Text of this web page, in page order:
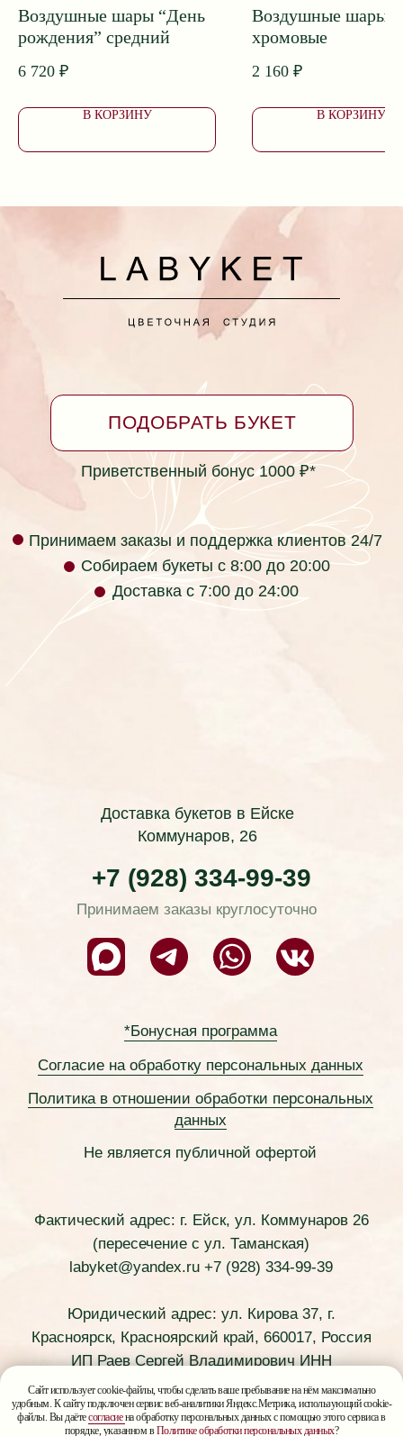
Воздушные шары “День
рождения” средний
6 720 ₽
В КОРЗИНУ
Воздушные шары
хромовые
2 160 ₽
В КОРЗИНУ
Не является публичной офертой
Политика в отношении обработки персональных
Фактический адрес: г. Ейск, ул. Коммунаров 26
(пересечение с ул. Таманская)
labyket@yandex.ru +7 (928) 334-99-39
Юридический адрес: ул. Кирова 37, г.
Красноярск, Красноярский край, 660017, Россия
ИП Раев Сергей Владимирович ИНН
236105723034
Телефон компании: +7 (928) 334-99-39
Собираем букеты с 8:00 до 20:00
Доставка с 7:00 до 24:00
Сайт использует cookie-файлы, чтобы сделать ваше пребывание на нём максимально
удобным. К сайту подключен сервис веб-аналитики Яндекс.Метрика, использующий cookie-
файлы. Вы даётесогласиена обработку персональных данных с помощью этого сервиса в
порядке, указанном вПолитике обработки персональных данных?